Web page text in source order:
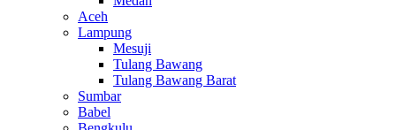
Aceh
Lampung
Mesuji
Tulang Bawang
Tulang Bawang Barat
Sumbar
Babel